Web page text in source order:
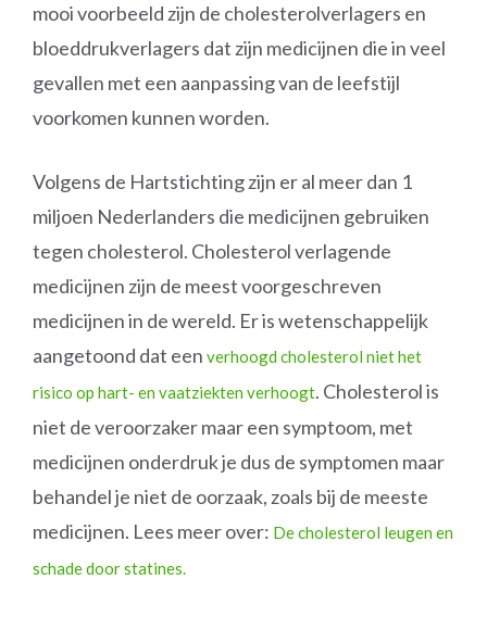
mooi voorbeeld zijn de cholesterolverlagers en
bloeddrukverlagers dat zijn medicijnen die in veel
gevallen met een aanpassing van de leefstijl
voorkomen kunnen worden.
Volgens de Hartstichting zijn er al meer dan 1
miljoen Nederlanders die medicijnen gebruiken
tegen cholesterol. Cholesterol verlagende
medicijnen zijn de meest voorgeschreven
medicijnen in de wereld. Er is wetenschappelijk
aangetoond dat een verhoogd cholesterol niet het
risico op hart- en vaatziekten verhoogt. Cholesterol is
niet de veroorzaker maar een symptoom, met
medicijnen onderdruk je dus de symptomen maar
behandel je niet de oorzaak, zoals bij de meeste
medicijnen. Lees meer over: De cholesterol leugen en
schade door statines.